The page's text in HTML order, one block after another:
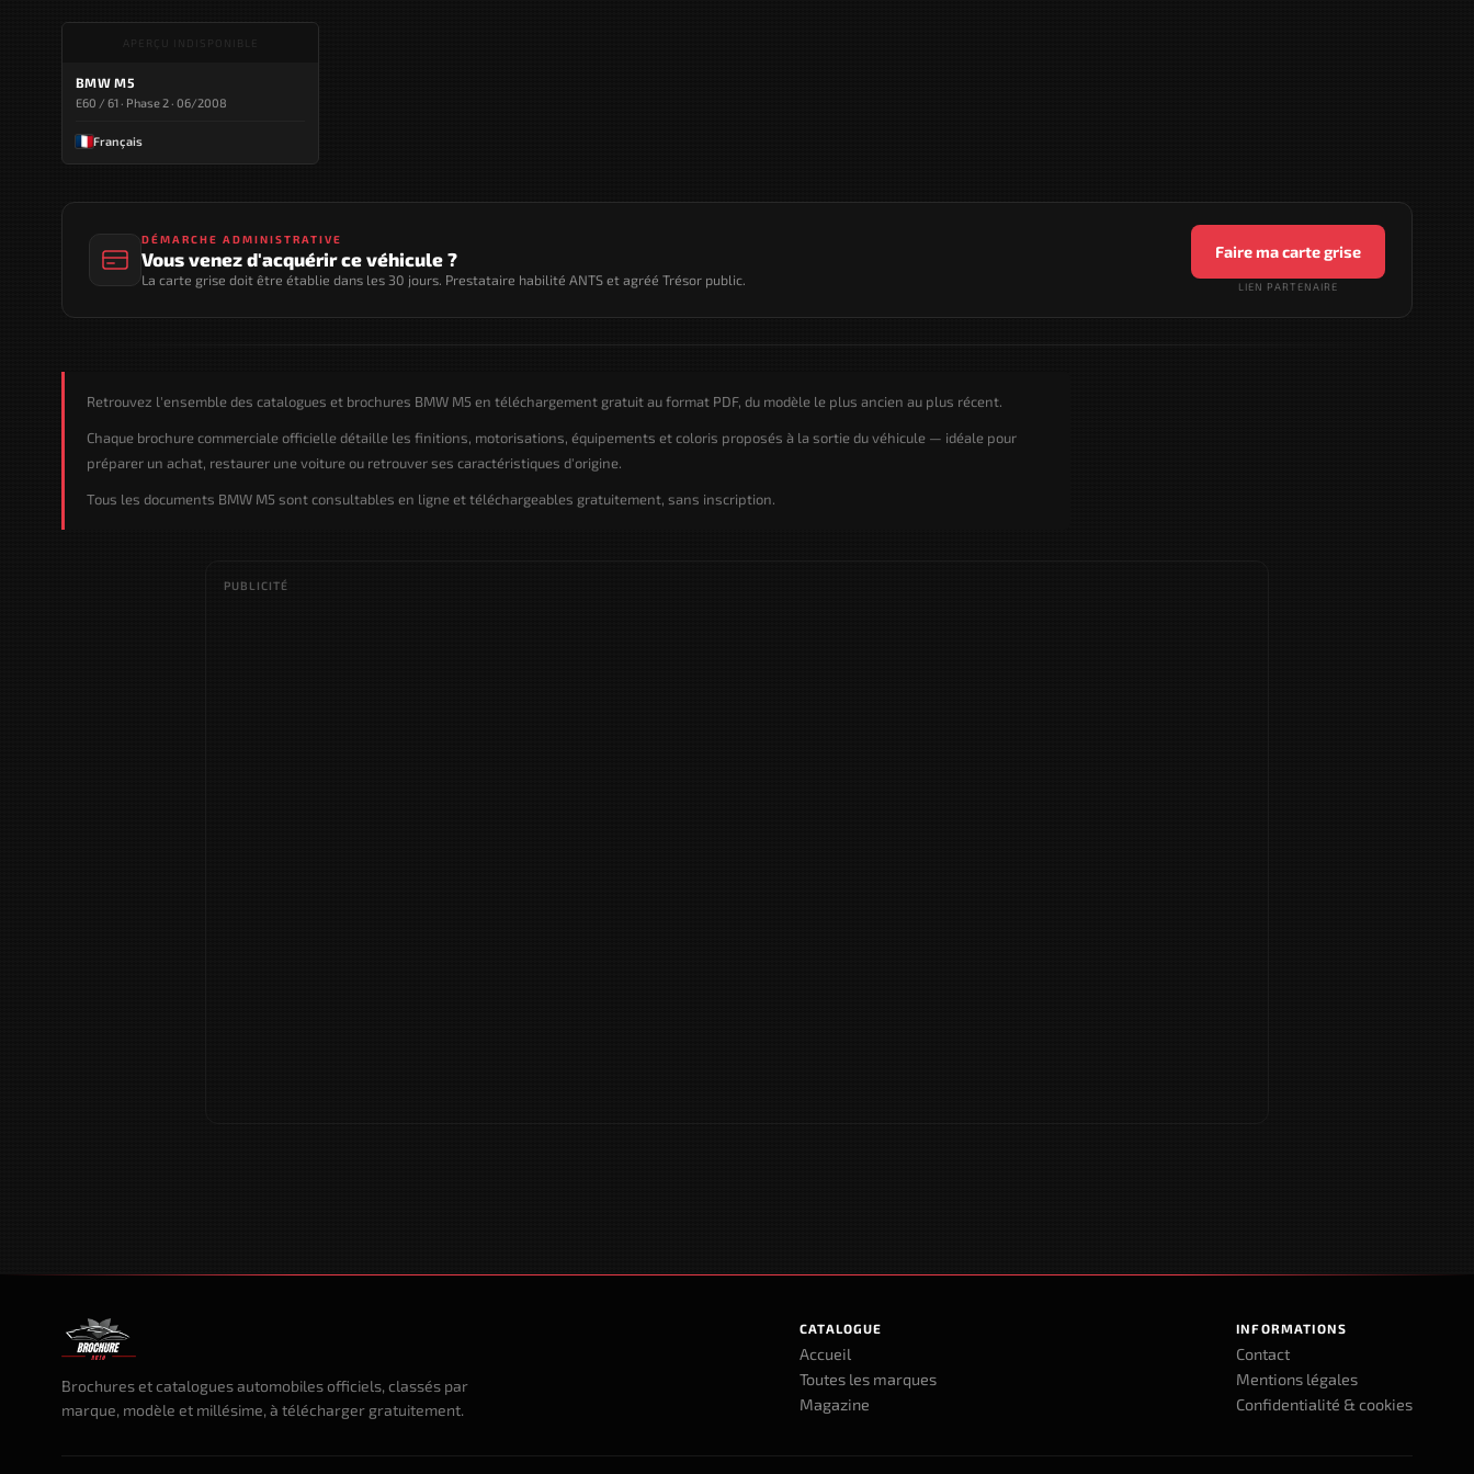
APERÇU INDISPONIBLE
BMW M5
E60 / 61 · Phase 2 · 06/2008
Français
DÉMARCHE ADMINISTRATIVE
Vous venez d'acquérir ce véhicule ?
La carte grise doit être établie dans les 30 jours. Prestataire habilité ANTS et agréé Trésor public.
Faire ma carte grise
LIEN PARTENAIRE
Retrouvez l'ensemble des catalogues et brochures BMW M5 en téléchargement gratuit au format PDF, du modèle le plus ancien au plus récent.
Chaque brochure commerciale officielle détaille les finitions, motorisations, équipements et coloris proposés à la sortie du véhicule — idéale pour
préparer un achat, restaurer une voiture ou retrouver ses caractéristiques d'origine.
Tous les documents BMW M5 sont consultables en ligne et téléchargeables gratuitement, sans inscription.
PUBLICITÉ
Brochures et catalogues automobiles officiels, classés par
marque, modèle et millésime, à télécharger gratuitement.
CATALOGUE
Accueil
Toutes les marques
Magazine
INFORMATIONS
Contact
Mentions légales
Confidentialité & cookies